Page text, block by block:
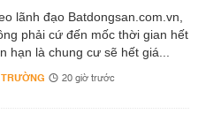
lãnh đạo Batdongsan.com.vn,
phải cứ đến mốc thời gian hết
hạn là chung cư sẽ hết giá...
20 giờ trước